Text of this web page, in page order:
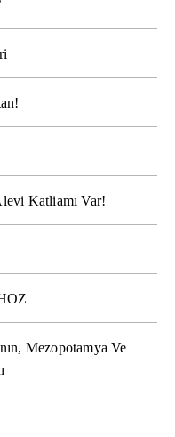
Katliamı Var!
Mezopotamya Ve